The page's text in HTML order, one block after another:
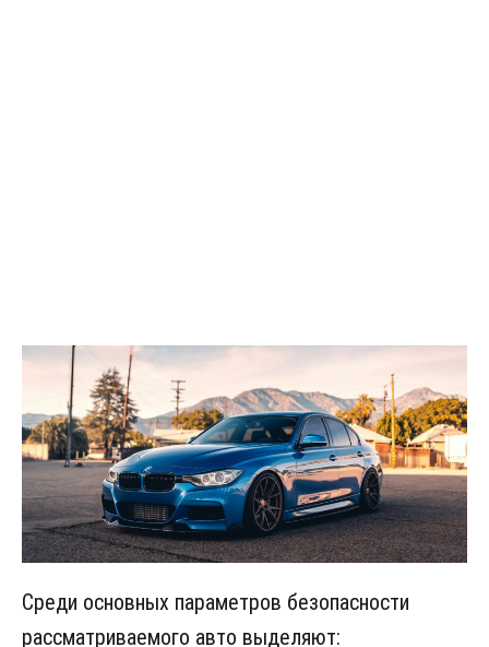
Среди основных параметров безопасности
рассматриваемого авто выделяют: